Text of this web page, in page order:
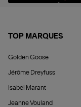
TOP MARQUES
Golden Goose
Jérôme Dreyfuss
Isabel Marant
Jeanne Vouland